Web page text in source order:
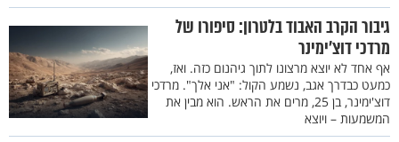
גיבור הקרב האבוד בלטרון: סיפורו של
מרדכי דוצ'ימינר
אף אחד לא יוצא מרצונו לתוך גיהנום כזה. ואז,
כמעט כבדרך אגב, נשמע הקול: "אני אלך". מרדכי
דוצ'ימינר, בן 25, מרים את הראש. הוא מבין את
המשמעות – ויוצא